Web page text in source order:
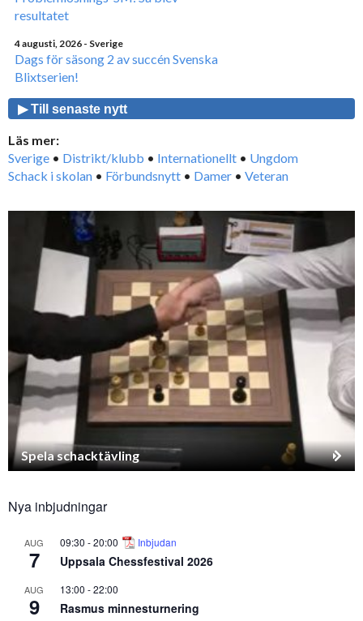
resultatet
4 augusti, 2026 - Sverige
Dags för säsong 2 av succén Svenska
Blixtserien!
▶ Till senaste nytt
Läs mer:
Sverige • Distrikt/klubb • Internationellt • Ungdom
Schack i skolan • Förbundsnytt • Damer • Veteran
Spela schacktävling
Nya inbjudningar
AUG
7
09:30 -20:00 Inbjudan
Uppsala Chessfestival 2026
AUG
9
13:00 -22:00
Rasmus minnesturnering